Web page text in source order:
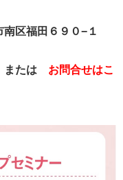
南区福田６９０−１
たは お問合せはこ